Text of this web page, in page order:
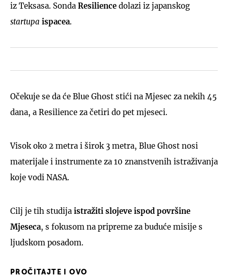
iz Teksasa. Sonda Resilience dolazi iz japanskog
startupa ispacea.
Očekuje se da će Blue Ghost stići na Mjesec za nekih 45
dana, a Resilience za četiri do pet mjeseci.
Visok oko 2 metra i širok 3 metra, Blue Ghost nosi
materijale i instrumente za 10 znanstvenih istraživanja
koje vodi NASA.
Cilj je tih studija istražiti slojeve ispod površine
Mjeseca, s fokusom na pripreme za buduće misije s
ljudskom posadom.
PROČITAJTE I OVO